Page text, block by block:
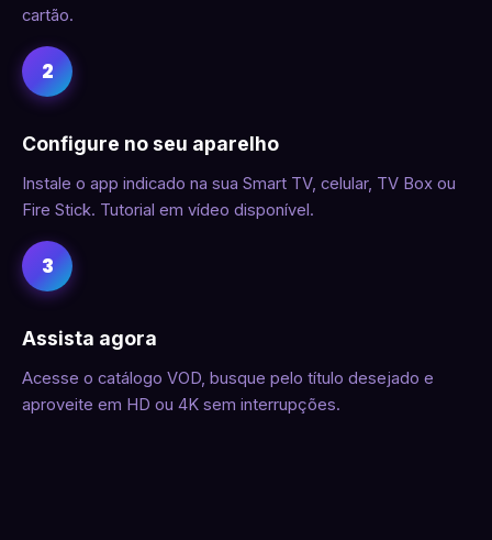
cartão.
2
Configure no seu aparelho
Instale o app indicado na sua Smart TV, celular, TV Box ou
Fire Stick. Tutorial em vídeo disponível.
3
Assista agora
Acesse o catálogo VOD, busque pelo título desejado e
aproveite em HD ou 4K sem interrupções.